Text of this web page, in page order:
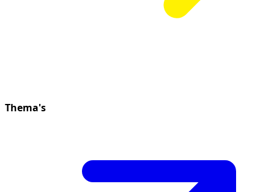
Thema's